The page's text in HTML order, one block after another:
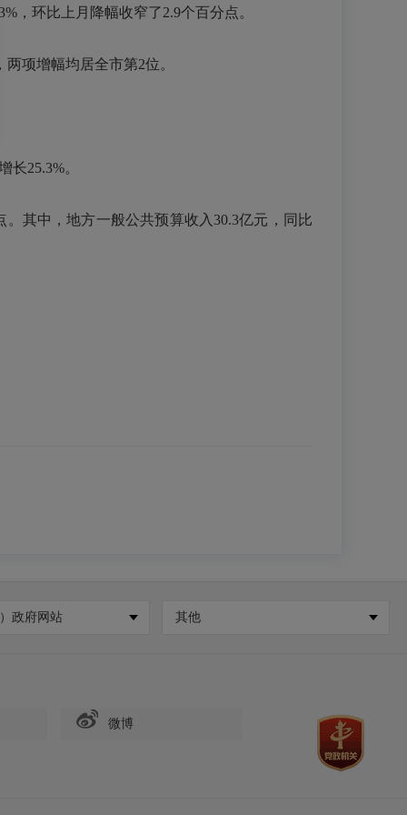
环比上月降幅收窄了2.9个百分点。
项增幅均居全市第2位。
25.3%。
其中，地方一般公共预算收入30.3亿元，同比
政府网站 其他
微博